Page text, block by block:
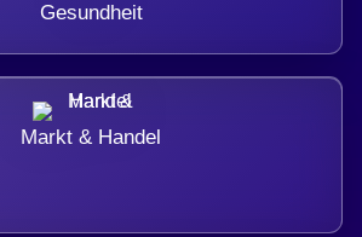
Gesundheit
Markt & Handel